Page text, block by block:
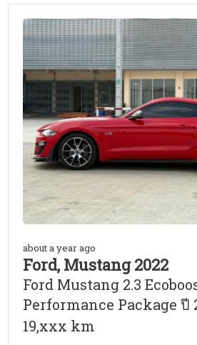
about a year ago
Ford, Mustang 2022
Ford Mustang 2.3
Performance Package ปี
19,xxx km